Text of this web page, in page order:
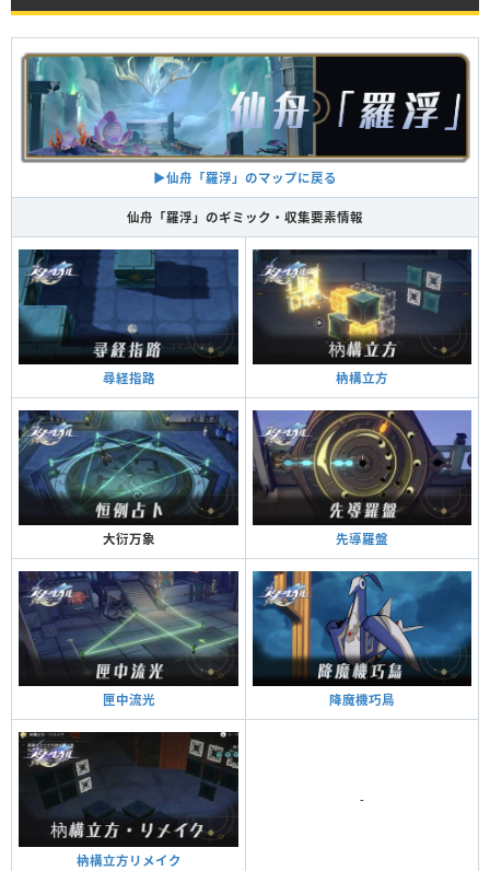
▶︎仙舟「羅浮」のマップに戻る
仙舟「羅浮」のギミック・収集要素情報
尋経指路 枘構立方
大衍万象 先導羅盤
匣中流光 降魔機巧鳥
枘構立方リメイク
-